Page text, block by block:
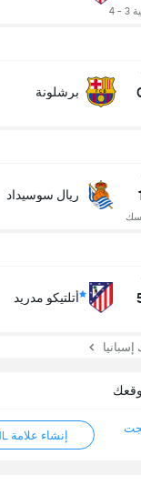
- 4
برشلونة
ريال سوسيداد
أتلتيكو مدريد
إنشاء علامة HTML